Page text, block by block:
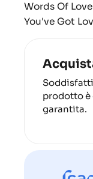
Words Of Love
You've Got
prodotto è
garantita.